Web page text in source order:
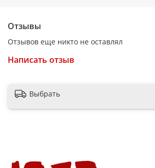
Отзывы
Отзывов еще никто не оставлял
Написать отзыв
Выбрать